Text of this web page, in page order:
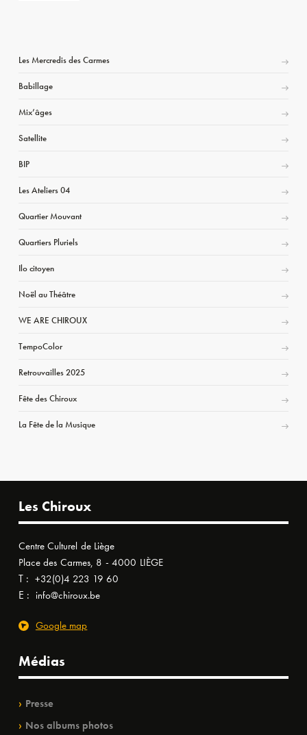
Les Mercredis des Carmes
Babillage
Mix’âges
Satellite
BIP
Les Ateliers 04
Quartier Mouvant
Quartiers Pluriels
Ilo citoyen
Noël au Théâtre
WE ARE CHIROUX
TempoColor
Retrouvailles 2025
Fête des Chiroux
La Fête de la Musique
Les Chiroux
Centre Culturel de Liège
Place des Carmes, 8 - 4000 LIÈGE
T : +32(0)4 223 19 60
E : info@chiroux.be
Google map
Médias
Presse
Nos albums photos